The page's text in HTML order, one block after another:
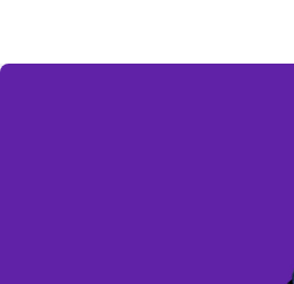
rapida analisi cronologica, è
alle operazioni e ai processi di